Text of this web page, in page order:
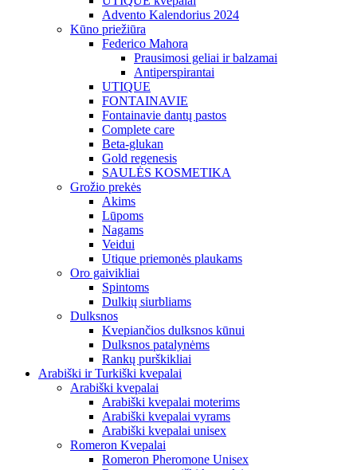
Advento Kalendorius 2024
Kūno priežiūra
Federico Mahora
Prausimosi geliai ir balzamai
Antiperspirantai
UTIQUE
FONTAINAVIE
Fontainavie dantų pastos
Complete care
Beta-glukan
Gold regenesis
SAULĖS KOSMETIKA
Grožio prekės
Akims
Lūpoms
Nagams
Veidui
Utique priemonės plaukams
Oro gaivikliai
Spintoms
Dulkių siurbliams
Dulksnos
Kvepiančios dulksnos kūnui
Dulksnos patalynėms
Rankų purškikliai
Arabiški ir Turkiški kvepalai
Arabiški kvepalai
Arabiški kvepalai moterims
Arabiški kvepalai vyrams
Arabiški kvepalai unisex
Romeron Kvepalai
Romeron Pheromone Unisex